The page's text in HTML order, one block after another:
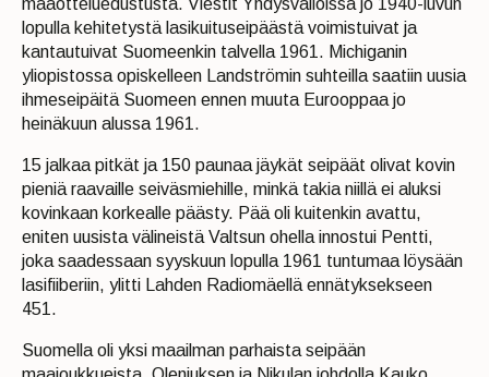
maaotteluedustusta. Viestit Yhdysvalloissa jo 1940-luvun
lopulla kehitetystä lasikuituseipäästä voimistuivat ja
kantautuivat Suomeenkin talvella 1961. Michiganin
yliopistossa opiskelleen Landströmin suhteilla saatiin uusia
ihmeseipäitä Suomeen ennen muuta Eurooppaa jo
heinäkuun alussa 1961.
15 jalkaa pitkät ja 150 paunaa jäykät seipäät olivat kovin
pieniä raavaille seiväsmiehille, minkä takia niillä ei aluksi
kovinkaan korkealle päästy. Pää oli kuitenkin avattu,
eniten uusista välineistä Valtsun ohella innostui Pentti,
joka saadessaan syyskuun lopulla 1961 tuntumaa löysään
lasifiiberiin, ylitti Lahden Radiomäellä ennätyksekseen
451.
Suomella oli yksi maailman parhaista seipään